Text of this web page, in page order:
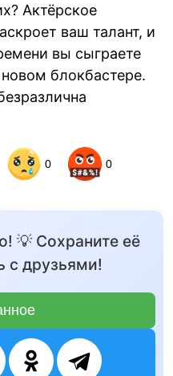
Актёрское
ваш талант, и
вы сыграете
блокбастере.
0 0
💡 Сохраните её
с друзьями!